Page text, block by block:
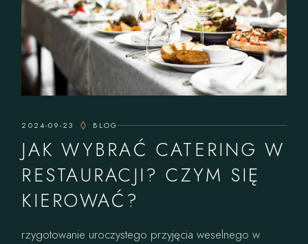
2024-09-23 BLOG
JAK WYBRAĆ CATERING W
RESTAURACJI? CZYM SIĘ
KIEROWAĆ?
rzygotowanie uroczystego przyjęcia weselnego w